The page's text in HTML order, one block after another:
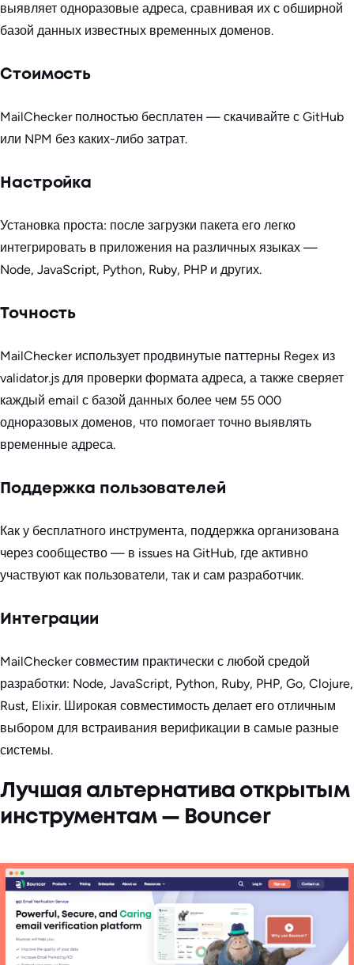
выявляет одноразовые адреса, сравнивая их с обширной
базой данных известных временных доменов.
Стоимость
MailChecker полностью бесплатен — скачивайте с GitHub
или NPM без каких-либо затрат.
Настройка
Установка проста: после загрузки пакета его легко
интегрировать в приложения на различных языках —
Node, JavaScript, Python, Ruby, PHP и других.
Точность
MailChecker использует продвинутые паттерны Regex из
validator.js для проверки формата адреса, а также сверяет
каждый email с базой данных более чем 55 000
одноразовых доменов, что помогает точно выявлять
временные адреса.
Поддержка пользователей
Как у бесплатного инструмента, поддержка организована
через сообщество — в issues на GitHub, где активно
участвуют как пользователи, так и сам разработчик.
Интеграции
MailChecker совместим практически с любой средой
разработки: Node, JavaScript, Python, Ruby, PHP, Go, Clojure,
Rust, Elixir. Широкая совместимость делает его отличным
выбором для встраивания верификации в самые разные
системы.
Лучшая альтернатива открытым
инструментам — Bouncer